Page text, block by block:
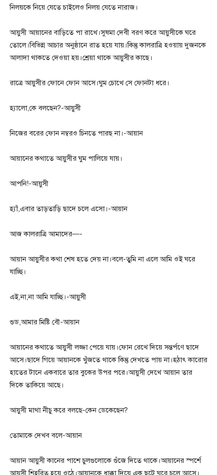
নিলয়কে নিয়ে যেতে চাইলেও নিলয় যেতে নারাজ।
আয়ুসী আয়ানের বাড়িতে পা রাখে।সুষমা দেবী বরণ করে আয়ুসীকে ঘরে
তোলে।বিভিন্ন আচার অনুষ্ঠানে রাত হয়ে যায়।কিন্তু কালরাত্রি হওয়ায় দুজনকে
আলাদা থাকতে দেওয়া হয়।শ্রেয়া থাকে আয়ুসীর কাছে।
রাত্রে আয়ুসীর ফোনে ফোন আসে।ঘুম চোখে সে ফোনটা ধরে।
হ্যালো,কে বলছেন?-আয়ুসী
নিজের বরের ফোন নম্বরও চিনতে পারছ না।-আয়ান
আয়ানের কথাতে আয়ুসীর ঘুম পালিয়ে যায়।
আপনি!-আয়ুসী
হ্যাঁ,এবার তাড়তাড়ি ছাদে চলে এসো।-আয়ান
আজ কালরাত্রি আমাদের—-
আয়ান আয়ুসীর কথা শেষ হতে দেয় না।বলে-তুমি না এলে আমি ওই ঘরে
যাচ্ছি।
এই,না,না আমি যাচ্ছি।-আয়ুসী
গুড,আমার মিষ্টি বৌ-আয়ান
আয়ানের কথাতে আয়ুসী লজ্জা পেয়ে যায়।ফোন রেখে দিয়ে সন্তর্পণে ছাদে
আসে।ছাদে গিয়ে আয়ানকে খুঁজতে থাকে কিন্তু দেখতে পায় না।হঠাৎ কারোর
হাতের টানে একবারে তার বুকের উপর পরে।আয়ুসী দেখে আয়ান তার
দিকে তাকিয়ে আছে।
আয়ুসী মাথা নীচু করে বলছে-কেন ডেকেছেন?
তোমাকে দেখব বলে-আয়ান
আয়ান আয়ুসী কানের পাশে চুলগুলোকে গুঁজে দিতে থাকে।আয়ানের স্পর্শে
আয়ুসী শিহরিত হয়ে ওঠে।আয়ানকে ধাক্কা দিয়ে এক ছুটে ঘরে চলে আসে।